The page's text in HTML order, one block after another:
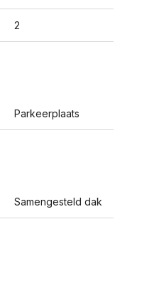
2
Parkeerplaats
Samengesteld dak